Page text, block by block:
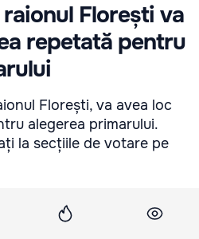
Florești va
repetată pentru
Florești, va avea loc
alegerea primarului.
la secțiile de votare pe